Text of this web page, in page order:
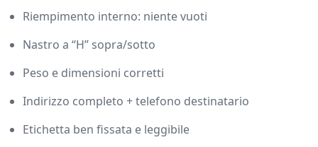
Riempimento interno: niente vuoti
Nastro a “H” sopra/sotto
Peso e dimensioni corretti
Indirizzo completo + telefono destinatario
Etichetta ben fissata e leggibile